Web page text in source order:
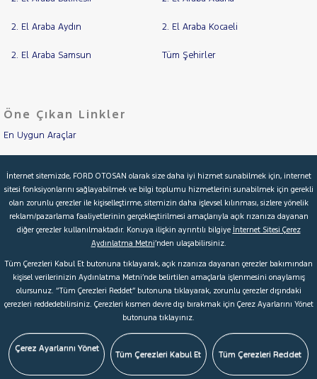
JEEP
KIA
MINI
MITSUBISHI
MOTORSIKLET
NISSAN
JUKE
TOWNSTAR
1.3
TCE
VISIA
OPEL
PEUGEOT
RENAULT
Türü
Tipi
Aktarma
Garanti
Kampanya
ve
Boya
Parça
İlan
2. El Araba Aydın 2. El Araba Kocaeli
2. El Araba Samsun Tüm Şehirler
Öne Çıkan Linkler
En Uygun Araçlar
İkinci El Garanti
Kampanyalar
Kredi Hesaplama & Başvuru
© 2026 Ford Türkiye Ford Kurumsal Hakkımızda
Şartlar & Kişisel Verilerin Korunması S.S.S.
Çerez Tercihleri
İnternet sitemizde, FORD OTOSAN olarak size daha iyi hizmet sunabilmek için, internet
sitesi fonksiyonlarını sağlayabilmek ve bilgi toplumu hizmetlerini sunabilmek için gerekli
olan zorunlu çerezler ile kişiselleştirme, sitemizin daha işlevsel kılınması, sizlere yönelik
reklam/pazarlama faaliyetlerinin gerçekleştirilmesi amaçlarıyla açık rızanıza dayanan
diğer çerezler kullanılmaktadır. Konuya ilişkin ayrıntılı bilgiye İnternet Sitesi Çerez
Aydınlatma Metni’nden ulaşabilirsiniz.
Tüm Çerezleri Kabul Et butonuna tıklayarak, açık rızanıza dayanan çerezler bakımından
kişisel verilerinizin Aydınlatma Metni’nde belirtilen amaçlarla işlenmesini onaylamış
olursunuz. “Tüm Çerezleri Reddet” butonuna tıklayarak, zorunlu çerezler dışındaki
çerezleri reddedebilirsiniz. Çerezleri kısmen devre dışı bırakmak için Çerez Ayarlarını Yönet
butonuna tıklayınız.
Çerez Ayarlarını Yönet
Tüm Çerezleri Kabul Et Tüm Çerezleri Reddet